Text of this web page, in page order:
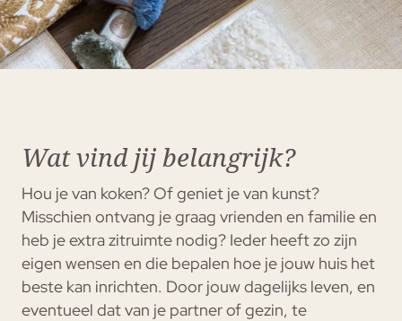
Wat vind jij belangrijk?
Hou je van koken? Of geniet je van kunst?
Misschien ontvang je graag vrienden en familie en
heb je extra zitruimte nodig? Ieder heeft zo zijn
eigen wensen en die bepalen hoe je jouw huis het
beste kan inrichten. Door jouw dagelijks leven, en
eventueel dat van je partner of gezin, te